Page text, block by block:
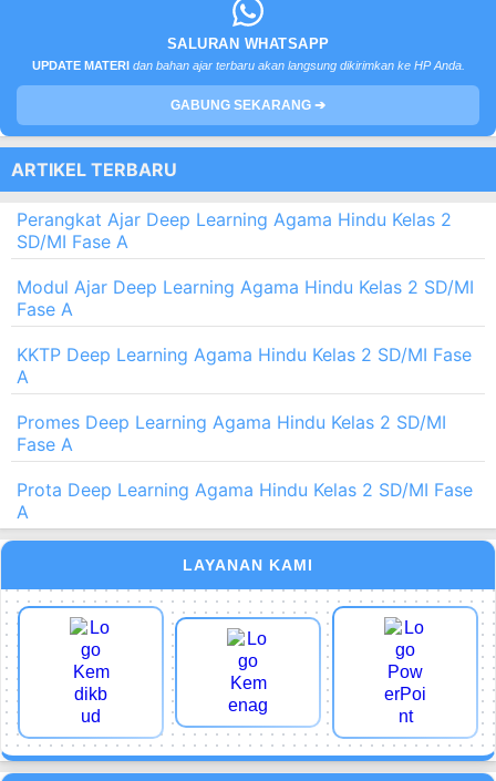
SALURAN WHATSAPP
UPDATE MATERI dan bahan ajar terbaru akan langsung dikirimkan ke HP Anda.
GABUNG SEKARANG ➔
ARTIKEL TERBARU
Perangkat Ajar Deep Learning Agama Hindu Kelas 2
SD/MI Fase A
Modul Ajar Deep Learning Agama Hindu Kelas 2 SD/MI
Fase A
KKTP Deep Learning Agama Hindu Kelas 2 SD/MI Fase
A
Promes Deep Learning Agama Hindu Kelas 2 SD/MI
Fase A
Prota Deep Learning Agama Hindu Kelas 2 SD/MI Fase
A
LAYANAN KAMI